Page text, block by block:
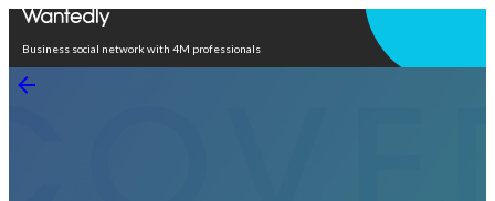
Business social network with 4M professionals